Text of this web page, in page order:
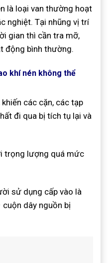
là loại van thường hoạt
nghiệt. Tại nhũng vị trí
gian thì cần tra mỡ,
động bình thường.
khí nén không thể
các cặn, các tạp
đi qua bị tích tụ lại và
trọng lượng quá mức
sử dụng cấp vào là
dây nguồn bị